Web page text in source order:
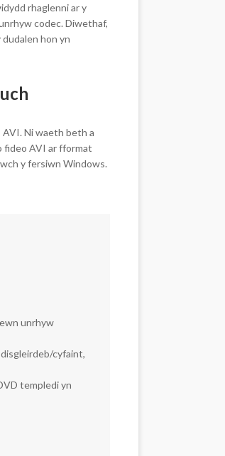
rhaglenni ar y
codec. Diwethaf,
hon yn
Ni waeth beth a
fideo AVI ar fformat
y fersiwn Windows.
unrhyw
cyfaint,
templedi yn